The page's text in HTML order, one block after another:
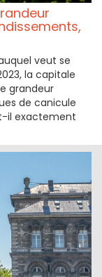
veut se
la capitale
grandeur
de canicule
il exactement